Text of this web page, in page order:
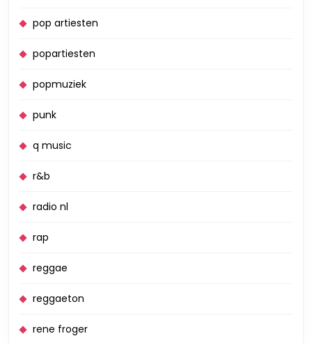
pop artiesten
popartiesten
popmuziek
punk
q music
r&b
radio nl
rap
reggae
reggaeton
rene froger